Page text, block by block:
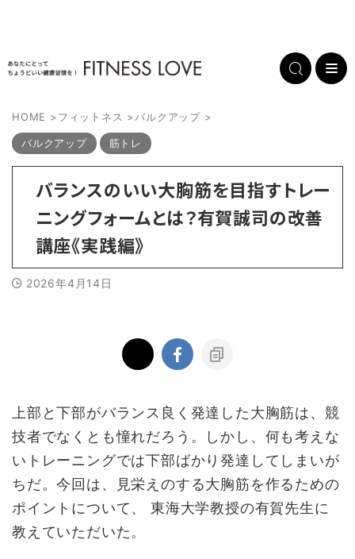
HOME >フィットネス >バルクアップ >
バルクアップ 筋トレ
バランスのいい大胸筋を目指すトレー
ニングフォームとは？有賀誠司の改善
講座《実践編》
2026年4月14日
上部と下部がバランス良く発達した大胸筋は、競
技者でなくとも憧れだろう。しかし、何も考えな
いトレーニングでは下部ばかり発達してしまいが
ちだ。今回は、見栄えのする大胸筋を作るための
ポイントについて、 東海大学教授の有賀先生に
教えていただいた。